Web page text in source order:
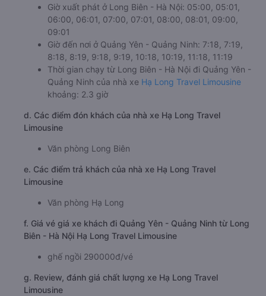
Giờ xuất phát ở Long Biên - Hà Nội: 05:00, 05:01,
06:00, 06:01, 07:00, 07:01, 08:00, 08:01, 09:00,
09:01
Giờ đến nơi ở Quảng Yên - Quảng Ninh: 7:18, 7:19,
8:18, 8:19, 9:18, 9:19, 10:18, 10:19, 11:18, 11:19
Thời gian chạy từ Long Biên - Hà Nội đi Quảng Yên -
Quảng Ninh của nhà xe Hạ Long Travel Limousine
khoảng: 2.3 giờ
d. Các điểm đón khách của nhà xe Hạ Long Travel
Limousine
Văn phòng Long Biên
e. Các điểm trả khách của nhà xe Hạ Long Travel
Limousine
Văn phòng Hạ Long
f. Giá vé giá xe khách đi Quảng Yên - Quảng Ninh từ Long
Biên - Hà Nội Hạ Long Travel Limousine
ghế ngồi 290000đ/vé
g. Review, đánh giá chất lượng xe Hạ Long Travel
Limousine